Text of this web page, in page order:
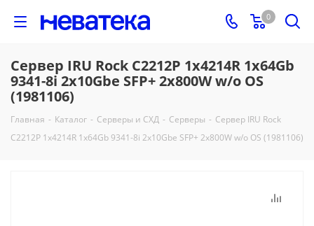
0
Сервер IRU Rock C2212P 1x4214R 1x64Gb
9341-8i 2x10Gbe SFP+ 2x800W w/o OS
(1981106)
Главная - Каталог - Серверы и СХД - Серверы - Сервер IRU Rock
C2212P 1x4214R 1x64Gb 9341-8i 2x10Gbe SFP+ 2x800W w/o OS (1981106)